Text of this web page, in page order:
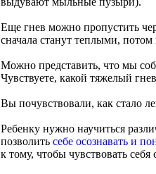
Еще гнев можно пропустить
сначала станут теплыми,
Можно представить, что мы
Чувствуете, какой тяжелый
Вы почувствовали, как стало
Ребенку нужно научиться
позволить себе осознавать и
к тому, чтобы чувствовать